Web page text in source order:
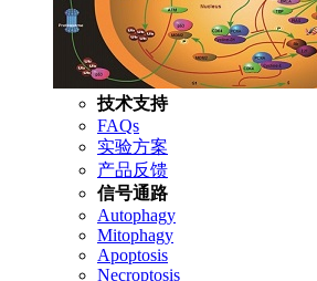
技术支持
FAQs
实验方案
产品反馈
信号通路
Autophagy
Mitophagy
Apoptosis
Necroptosis